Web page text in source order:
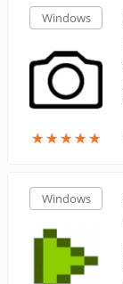
Windows
★★★★★
★★★★★
Windows